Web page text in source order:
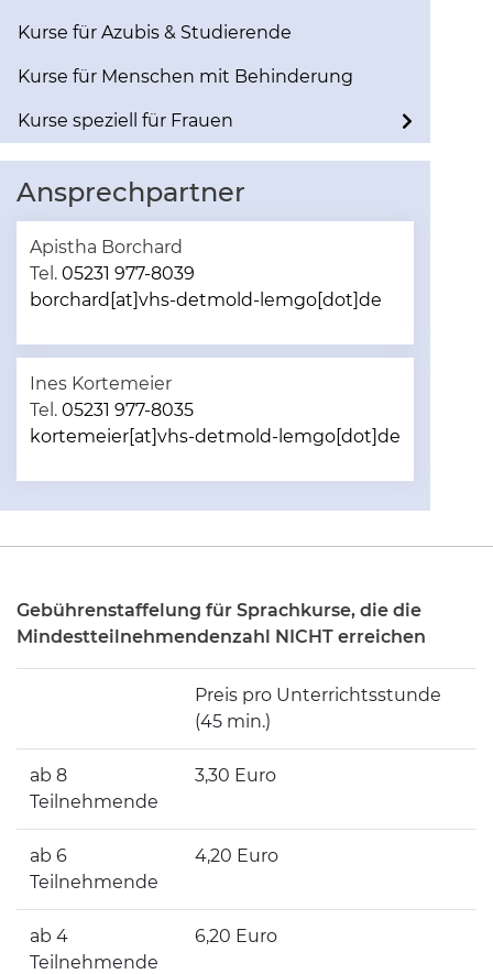
Kurse für Azubis & Studierende
Kurse für Menschen mit Behinderung
Kurse speziell für Frauen
Ansprechpartner
Apistha Borchard
Tel. 05231 977-8039
borchard[at]vhs-detmold-lemgo[dot]de
Ines Kortemeier
Tel. 05231 977-8035
kortemeier[at]vhs-detmold-lemgo[dot]de
Gebührenstaffelung für Sprachkurse, die die
Mindestteilnehmendenzahl NICHT erreichen
Preis pro Unterrichtsstunde
(45 min.)
ab 8
Teilnehmende
3,30 Euro
ab 6
Teilnehmende
4,20 Euro
ab 4
Teilnehmende
6,20 Euro